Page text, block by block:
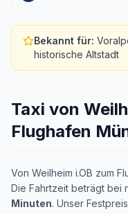
Bekannt für:
historische Altstadt
Taxi von
Flughafen
Von Weilheim i.OB zum
Die Fahrtzeit beträgt bei
Minuten. Unser